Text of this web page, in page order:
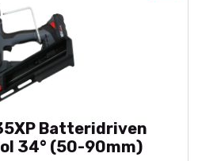
Batteridriven
34° (50-90mm)